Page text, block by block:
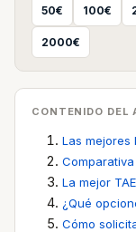
50€ 100€
2000€
CONTENIDO DEL
Las mejores
La mejor
¿Qué
Cómo